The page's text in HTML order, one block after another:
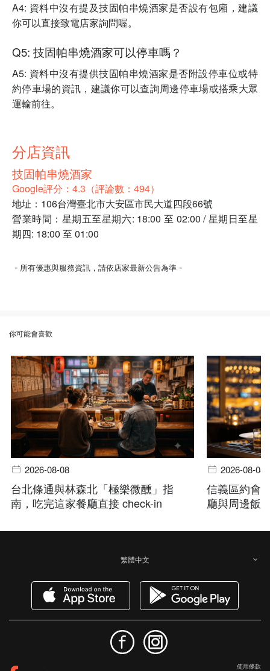
A4: 資料中沒有提及技固帕串燒酒家是否設有包廂，建議
你可以直接致電店家詢問喔。
Q5: 技固帕串燒酒家可以停車嗎？
A5: 資料中沒有提供技固帕串燒酒家是否附設停車位或特
約停車場的資訊，建議你可以查詢周邊停車場或搭乘大眾
運輸前往。
分店資訊
技固帕串燒酒家
Google評分：4.3（評論數：494）
地址：106台灣臺北市大安區市民大道四段66號
營業時間：星期五至星期六: 18:00 至 02:00 / 星期日至星
期四: 18:00 至 01:00
- 所有優惠與服務資訊，請依店家最新公告為準 -
你可能會喜歡
2026-08-08
台北條通與林森北「極樂微醺」指
南，吃完這家餐廳直接 check-in
2026-08-08
信義區約會
廳與周邊飯
繁體中文
使用條款